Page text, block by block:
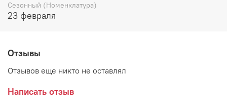
Сезонный (Номенклатура)
23 февраля
Отзывы
Отзывов еще никто не оставлял
Написать отзыв